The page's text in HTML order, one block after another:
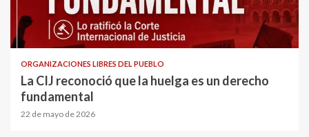
ORGANIZACIONES LIBRES DEL PUEBLO
La CIJ reconoció que la huelga es un derecho
fundamental
22 de mayo de 2026